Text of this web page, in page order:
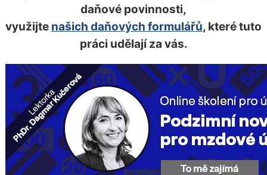
daňové povinnosti,
využijte našich daňových formulářů, které tuto
práci udělají za vás.